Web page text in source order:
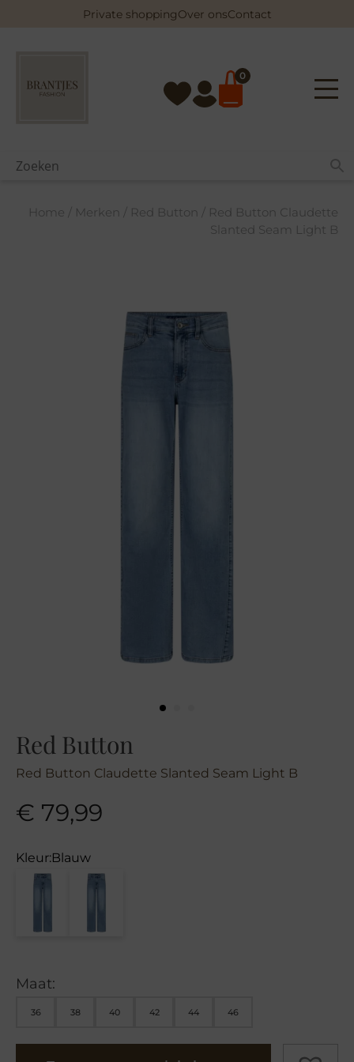
Private shoppingOver onsContact
0
Home / Merken / Red Button / Red Button Claudette
Slanted Seam Light B
Red Button
Red Button Claudette Slanted Seam Light B
€ 79,99
Kleur:Blauw
Maat:
36 38 40 42 44 46